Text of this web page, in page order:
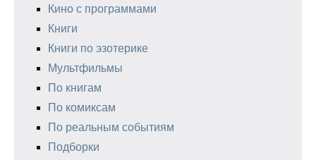
Кино с программами
Книги
Книги по эзотерике
Мультфильмы
По книгам
По комиксам
По реальным событиям
Подборки